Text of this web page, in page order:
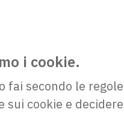
i cookie.
fai secondo le
sui cookie e